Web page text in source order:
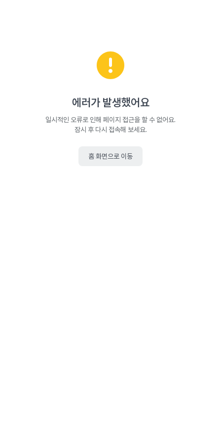
에러가 발생했어요
일시적인 오류로 인해 페이지 접근을 할 수 없어요.
잠시 후 다시 접속해 보세요.
홈 화면으로 이동